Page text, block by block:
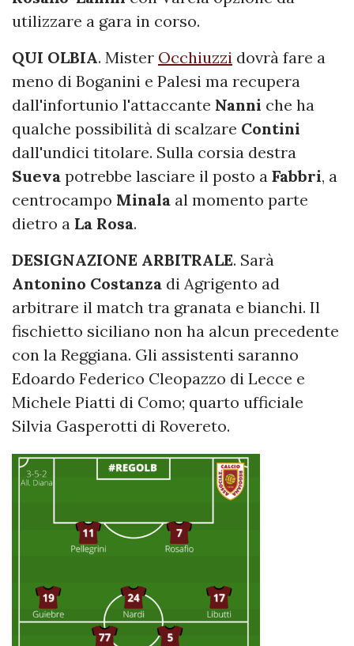
utilizzare a gara in corso.
QUI OLBIA. Mister Occhiuzzi dovrà fare a
meno di Boganini e Palesi ma recupera
dall'infortunio l'attaccante Nanni che ha
qualche possibilità di scalzare Contini
dall'undici titolare. Sulla corsia destra
Sueva potrebbe lasciare il posto a Fabbri, a
centrocampo Minala al momento parte
dietro a La Rosa.
DESIGNAZIONE ARBITRALE. Sarà
Antonino Costanza di Agrigento ad
arbitrare il match tra granata e bianchi. Il
fischietto siciliano non ha alcun precedente
con la Reggiana. Gli assistenti saranno
Edoardo Federico Cleopazzo di Lecce e
Michele Piatti di Como; quarto ufficiale
Silvia Gasperotti di Rovereto.